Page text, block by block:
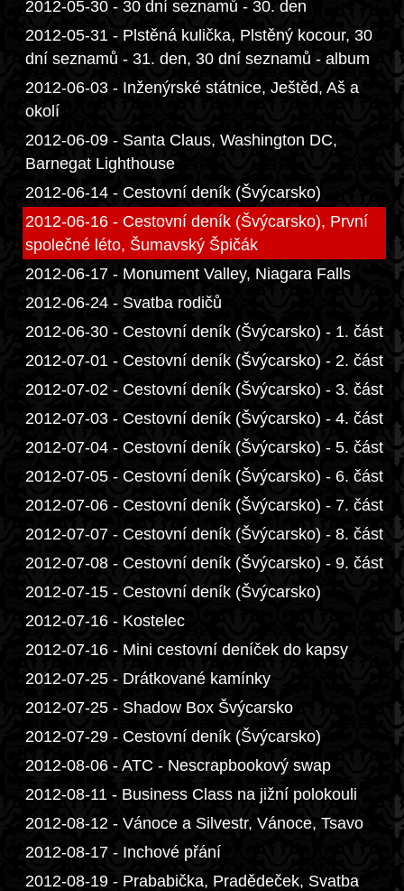
2012-05-30 - 30 dní seznamů - 30. den
2012-05-31 - Plstěná kulička, Plstěný kocour, 30
dní seznamů - 31. den, 30 dní seznamů - album
2012-06-03 - Inženýrské státnice, Ještěd, Aš a
okolí
2012-06-09 - Santa Claus, Washington DC,
Barnegat Lighthouse
2012-06-14 - Cestovní deník (Švýcarsko)
2012-06-16 - Cestovní deník (Švýcarsko), První
společné léto, Šumavský Špičák
2012-06-17 - Monument Valley, Niagara Falls
2012-06-24 - Svatba rodičů
2012-06-30 - Cestovní deník (Švýcarsko) - 1. část
2012-07-01 - Cestovní deník (Švýcarsko) - 2. část
2012-07-02 - Cestovní deník (Švýcarsko) - 3. část
2012-07-03 - Cestovní deník (Švýcarsko) - 4. část
2012-07-04 - Cestovní deník (Švýcarsko) - 5. část
2012-07-05 - Cestovní deník (Švýcarsko) - 6. část
2012-07-06 - Cestovní deník (Švýcarsko) - 7. část
2012-07-07 - Cestovní deník (Švýcarsko) - 8. část
2012-07-08 - Cestovní deník (Švýcarsko) - 9. část
2012-07-15 - Cestovní deník (Švýcarsko)
2012-07-16 - Kostelec
2012-07-16 - Mini cestovní deníček do kapsy
2012-07-25 - Drátkované kamínky
2012-07-25 - Shadow Box Švýcarsko
2012-07-29 - Cestovní deník (Švýcarsko)
2012-08-06 - ATC - Nescrapbookový swap
2012-08-11 - Business Class na jižní polokouli
2012-08-12 - Vánoce a Silvestr, Vánoce, Tsavo
2012-08-17 - Inchové přání
2012-08-19 - Prababička, Pradědeček, Svatba